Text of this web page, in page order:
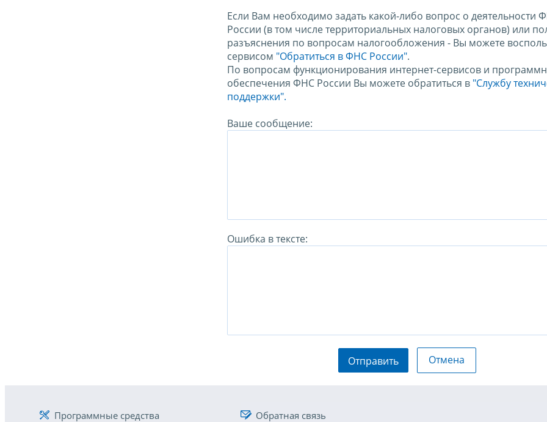
Если Вам необходимо задать какой-либо вопрос о деятельности
России (в том числе территориальных налоговых органов) или
разъяснения по вопросам налогообложения - Вы можете
сервисом "Обратиться в ФНС России".
По вопросам функционирования интернет-сервисов и
обеспечения ФНС России Вы можете обратиться в "Службу
поддержки".
Ваше сообщение:
Ошибка в тексте:
Отправить Отмена
Программные средства
Обратная связь